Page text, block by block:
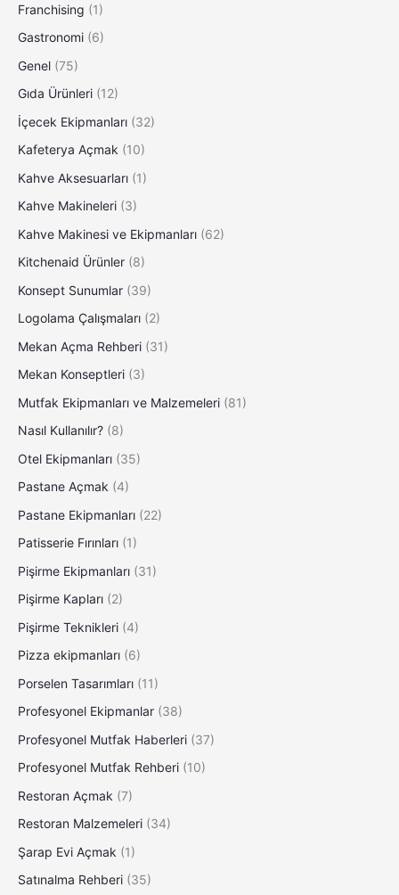
Franchising (1)
Gastronomi (6)
Genel (75)
Gıda Ürünleri (12)
İçecek Ekipmanları (32)
Kafeterya Açmak (10)
Kahve Aksesuarları (1)
Kahve Makineleri (3)
Kahve Makinesi ve Ekipmanları (62)
Kitchenaid Ürünler (8)
Konsept Sunumlar (39)
Logolama Çalışmaları (2)
Mekan Açma Rehberi (31)
Mekan Konseptleri (3)
Mutfak Ekipmanları ve Malzemeleri (81)
Nasıl Kullanılır? (8)
Otel Ekipmanları (35)
Pastane Açmak (4)
Pastane Ekipmanları (22)
Patisserie Fırınları (1)
Pişirme Ekipmanları (31)
Pişirme Kapları (2)
Pişirme Teknikleri (4)
Pizza ekipmanları (6)
Porselen Tasarımları (11)
Profesyonel Ekipmanlar (38)
Profesyonel Mutfak Haberleri (37)
Profesyonel Mutfak Rehberi (10)
Restoran Açmak (7)
Restoran Malzemeleri (34)
Şarap Evi Açmak (1)
Satınalma Rehberi (35)